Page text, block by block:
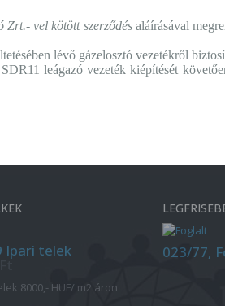
Zrt.- vel kötött szerződésaláírásával
lévő gázelosztó vezetékről
leágazó vezeték kiépítését
Ipari telek
8000,- HUF/ m2 áron
023/77,